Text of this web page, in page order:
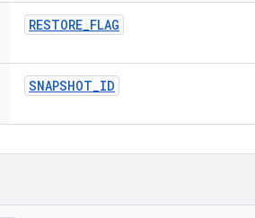
RESTORE_FLAG
SNAPSHOT_ID